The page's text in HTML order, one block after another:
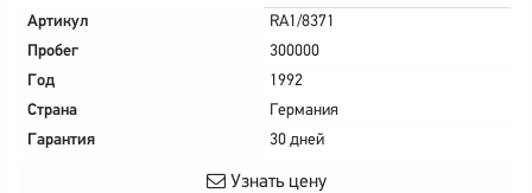
Артикул
RA1/8371
Пробег
300000
Год
1992
Страна
Германия
Гарантия
30 дней
Узнать цену